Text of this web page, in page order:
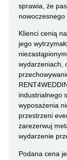
sprawia, że
nowoczesnego
Klienci cenią
jego
wydarzeniach,
industrialnego
wyposażenia
przestrzeni
zarezerwuj
wydarzenie
Podana cena